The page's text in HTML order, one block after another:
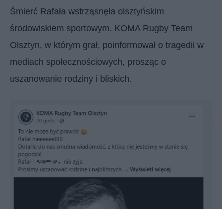
Śmierć Rafała wstrząsnęła olsztyńskim
środowiskiem sportowym. KOMA Rugby Team
Olsztyn, w którym grał, poinformował o tragedii w
mediach społecznościowych, prosząc o
uszanowanie rodziny i bliskich.